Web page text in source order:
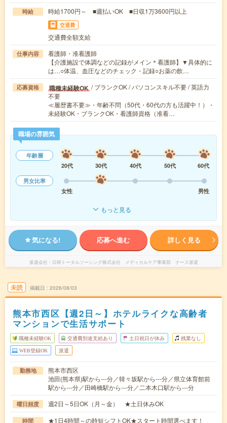
時給 時給1700円～ ■週払いOK ■日収1万3600円以上
交通費
交通費全額支給
仕事内容
看護師・准看護師
【介護施設で体調などの記録がメイン＊看護師】▼具体的に
は…○体温、血圧などのチェック・記録○お薬の飲…
応募資格 職種未経験OK / ブランクOK / パソコンスキル不要 / 英語力
不要
≪履歴書不要≫・年齢不問（50代・60代の方も活躍中！）・
未経験OK・ブランクOK・看護師資格（准看…
職場の雰囲気
年齢層
20代
30代 40代 50代
60代
男女比率
女性
男性
もっと見る
気になる! 応募へ進む 詳しく見る
派遣会社 日研トータルソーシング株式会社 メディカルケア事業部 ナース派遣
未読 掲載日 2026/08/03
熊本市西区【週2日～】ホテルライクな高齢者
マンションで生活サポート
職種未経験OK 交通費別途支給あり 土日祝日が休み 残業なし
WEB登録OK 派遣
勤務地
熊本市西区
池田(熊本県)駅から---分／韓々坂駅から---分／県立体育館前
駅から---分／田崎橋駅から---分／二本木口駅から---分
曜日頻度 週2日～5日OK（月～金） ★土日休みOK
時間 ★1日4時間～の時短シフトOK★スタート時間選べます！